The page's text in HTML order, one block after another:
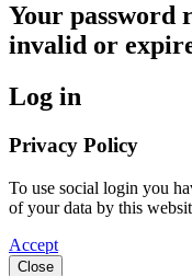
Your password
invalid or
Log in
Privacy Policy
To use social login you
of your data by this
Accept
Close